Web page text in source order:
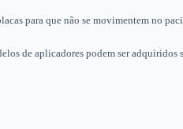
para que não se movimentem no
de aplicadores podem ser adquiridos